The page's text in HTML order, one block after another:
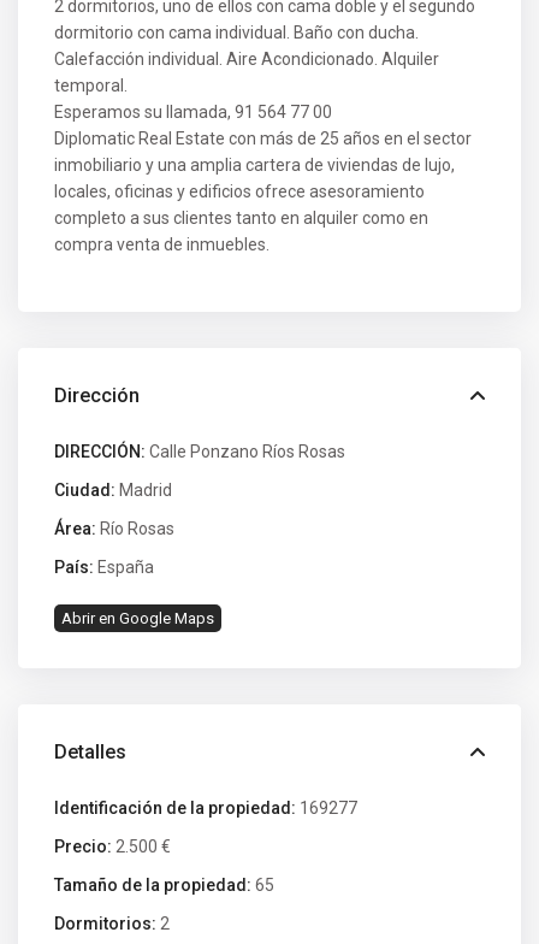
2 dormitorios, uno de ellos con cama doble y el segundo
dormitorio con cama individual. Baño con ducha.
Calefacción individual. Aire Acondicionado. Alquiler
temporal.
Esperamos su llamada, 91 564 77 00
Diplomatic Real Estate con más de 25 años en el sector
inmobiliario y una amplia cartera de viviendas de lujo,
locales, oficinas y edificios ofrece asesoramiento
completo a sus clientes tanto en alquiler como en
compra venta de inmuebles.
Dirección
DIRECCIÓN: Calle Ponzano Ríos Rosas
Ciudad: Madrid
Área: Río Rosas
País: España
Abrir en Google Maps
Detalles
Identificación de la propiedad: 169277
Precio: 2.500 €
Tamaño de la propiedad: 65
Dormitorios: 2